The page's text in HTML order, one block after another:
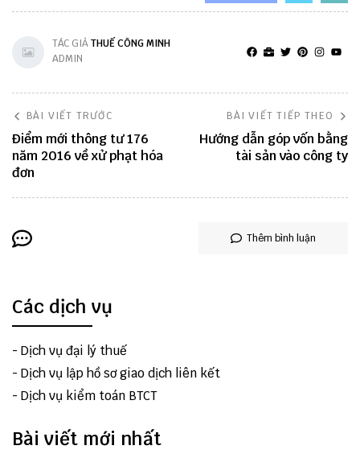
TÁC GIẢTHUẾ CÔNG MINH
ADMIN
BÀI VIẾT TRƯỚC
Điểm mới thông tư 176
năm 2016 về xử phạt hóa
đơn
BÀI VIẾT TIẾP THEO
Hướng dẫn góp vốn bằng
tài sản vào công ty
Thêm bình luận
Các dịch vụ
- Dịch vụ đại lý thuế
- Dịch vụ lập hồ sơ giao dịch liên kết
- Dịch vụ kiểm toán BTCT
Bài viết mới nhất